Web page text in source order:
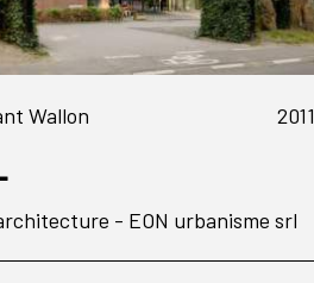
Wallon 2011
- EON urbanisme srl